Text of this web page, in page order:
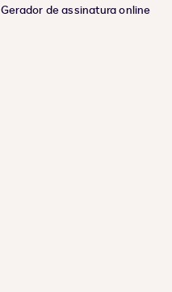
Gerador de assinatura online